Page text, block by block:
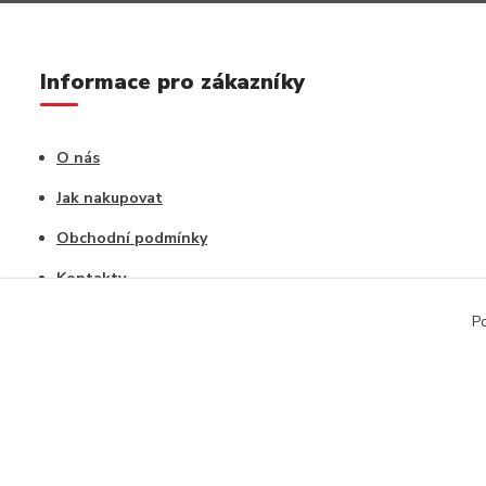
Informace pro zákazníky
O nás
Jak nakupovat
Obchodní podmínky
Kontakty